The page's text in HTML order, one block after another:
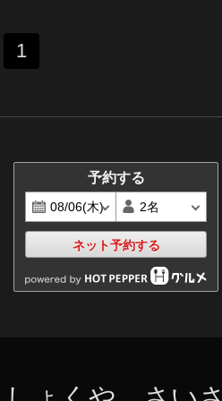
1
予約する
ネット予約する